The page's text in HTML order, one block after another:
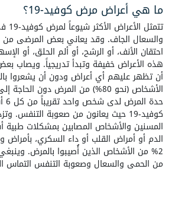
ما هي أعراض مرض كوفيد-19؟
والسعال الجاف. وقد يعاني بعض المرضى من
احتقان الأنف، أو الرشح، أو ألم الحلق، أو
هذه الأعراض خفيفة وتبدأ تدريجياً. ويصاب
أن تظهر عليهم أي أعراض ودون أن يشعروا
الأشخاص (نحو 80%) من المرض دون
كوفيد-19 حيث يعانون من صعوبة التنفس.
المسنين والأشخاص المصابين بمشكلات
الدم أو أمراض القلب أو داء السكري،
2% من الأشخاص الذين أُصيبوا بالمرض.
من الحمى والسعال وصعوبة التنفس التماس